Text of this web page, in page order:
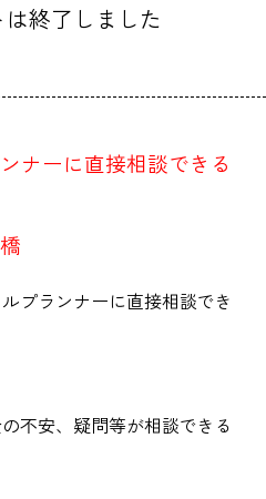
終了しました
ナーに直接相談できる
プランナーに直接相談でき
不安、疑問等が相談できる